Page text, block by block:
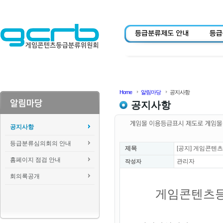
공지사항
등급분류심의회의 안내
홈페이지 점검 안내
회의록공개
Home 알림마당 공지사항
공지사항
제목 [공지] 게임콘텐
작성자 관리자
게임콘텐츠